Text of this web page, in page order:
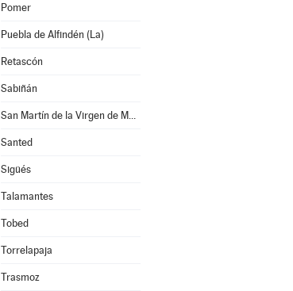
Pomer
Puebla de Alfindén (La)
Retascón
Sabiñán
San Martín de la Virgen de Moncayo
Santed
Sigüés
Talamantes
Tobed
Torrelapaja
Trasmoz